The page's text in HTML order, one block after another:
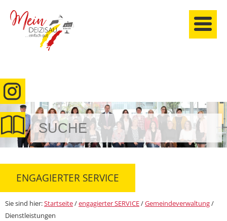
anmelden
ENGAGIERTER SERVICE
Sie sind hier:Startseite/engagierter SERVICE/Gemeindeverwaltung/
Dienstleistungen